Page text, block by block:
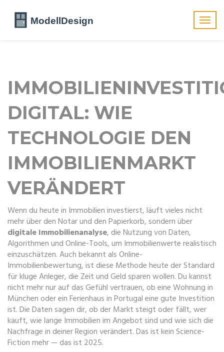
DIGITAL: WIE
TECHNOLOGIE DEN
IMMOBILIENMARKT
VERÄNDERT
Wenn du heute in Immobilien investierst, läuft vieles nicht
mehr über den Notar und den Papierkorb, sondern über
digitale Immobilienanalyse, die Nutzung von Daten,
Algorithmen und Online-Tools, um Immobilienwerte realistisch
einzuschätzen. Auch bekannt alsOnline-
Immobilienbewertung, ist diese Methode heute der Standard
für kluge Anleger, die Zeit und Geld sparen wollen.Du kannst
nicht mehr nur auf das Gefühl vertrauen, ob eine Wohnung in
München oder ein Ferienhaus in Portugal eine gute Investition
ist. Die Daten sagen dir, ob der Markt steigt oder fällt, wer
kauft, wie lange Immobilien im Angebot sind und wie sich die
Nachfrage in deiner Region verändert. Das ist kein Science-
Fiction mehr — das ist 2025.